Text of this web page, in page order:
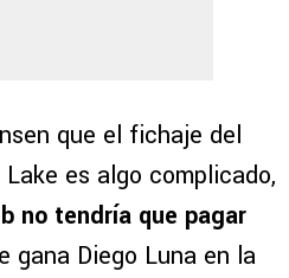
que el fichaje del
es algo complicado,
no tendría que pagar
gana Diego Luna en la